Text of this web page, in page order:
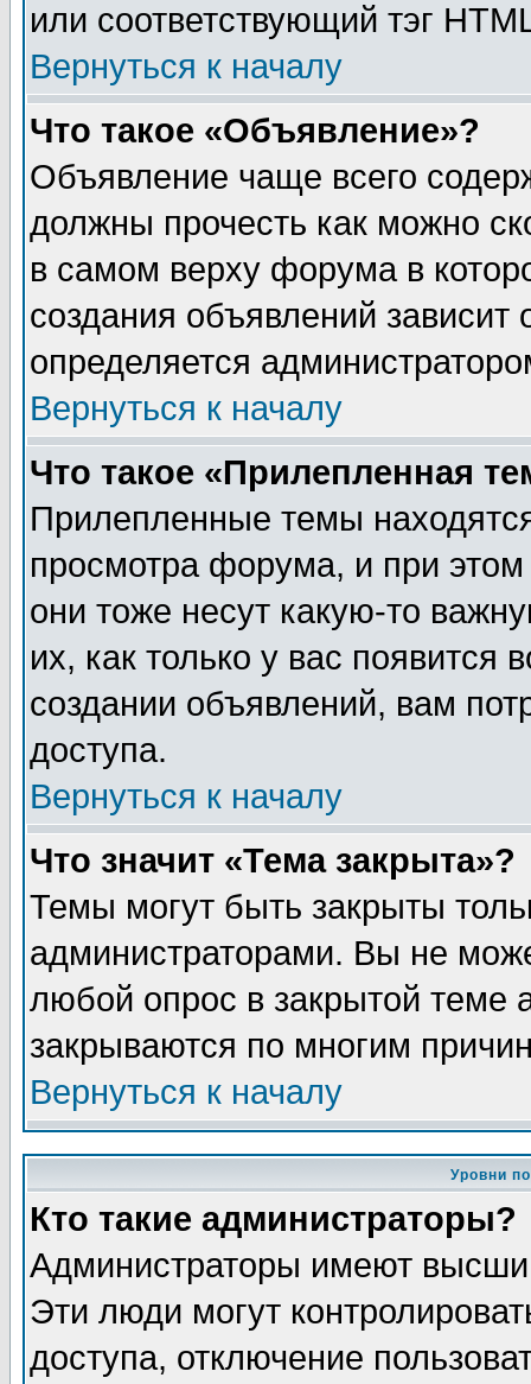
или соответствующий тэг
Вернуться к началу
Что такое «Объявление»?
Объявление чаще всего
должны прочесть как можно
в самом верху форума в
создания объявлений зависит
определяется
Вернуться к началу
Что такое «Прилепленная
Прилепленные темы
просмотра форума, и при
они тоже несут какую-то
их, как только у вас появится
создании объявлений, вам
доступа.
Вернуться к началу
Что значит «Тема закрыта»?
Темы могут быть закрыты
администраторами. Вы не
любой опрос в закрытой теме
закрываются по многим
Вернуться к началу
Уровни
Кто такие администраторы?
Администраторы имеют
Эти люди могут
доступа, отключение